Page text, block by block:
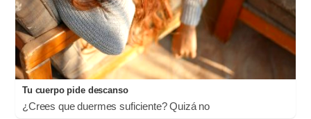
Tu cuerpo pide descanso
¿Crees que duermes suficiente? Quizá no